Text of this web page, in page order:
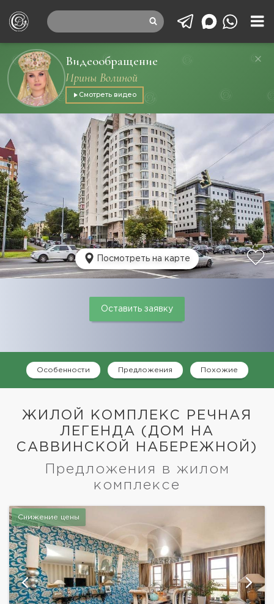
Видеообращение
Ирины Волиной
Смотреть видео
Посмотреть на карте
Оставить заявку
Особенности Предложения Похожие
ЖИЛОЙ КОМПЛЕКС РЕЧНАЯ
ЛЕГЕНДА (ДОМ НА
САВВИНСКОЙ НАБЕРЕЖНОЙ)
Предложения в жилом
комплексе
Снижение цены